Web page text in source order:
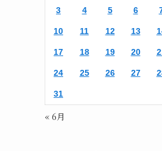
3 4 5 6
10 11 12 13
17 18 19 20
24 25 26 27
31
« 6月